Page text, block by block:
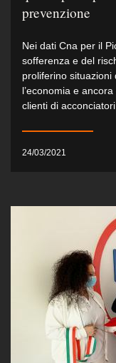
prevenzione
Nei dati Cna per il
sofferenza e del
proliferino situazioni
l’economia e
clienti di
24/03/2021